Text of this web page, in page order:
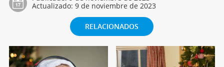
Actualizado: 9 de noviembre de 2023
RELACIONADOS